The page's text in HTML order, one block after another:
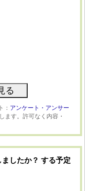
： アンケート・アンサー
ます。許可なく内容・
したか？ する予定